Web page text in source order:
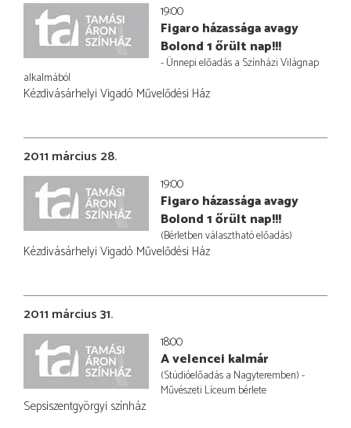
19:00
Figaro házassága avagy
Bolond 1 őrült nap!!!
- Ünnepi előadás a Színházi Világnap
alkalmából
Kézdivásárhelyi Vigadó Művelődési Ház
2011 március 28.
19:00
Figaro házassága avagy
Bolond 1 őrült nap!!!
(Bérletben választható előadás)
Kézdivásárhelyi Vigadó Művelődési Ház
2011 március 31.
18:00
A velencei kalmár
(Stúdióelőadás a Nagyteremben) -
Művészeti Líceum bérlete
Sepsiszentgyörgyi színház